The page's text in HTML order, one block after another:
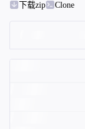
下载zip
Clone